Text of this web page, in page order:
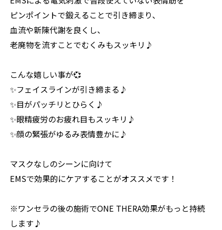
ピンポイントで鍛えることで引き締まり、
血流や新陳代謝を良くし、
老廃物を流すことでむくみもスッキリ♪
こんな嬉しい事が💞
✨フェイスラインが引き締まる♪
✨目がパッチリとひらく♪
✨眼精疲労のお疲れ目もスッキリ♪
✨顔の緊張がゆるみ表情豊かに♪
マスクなしのシーンに向けて
EMSで効果的にケアすることがオススメです！
※ワンセラの後の施術でONE THERA効果がもっと持続
します♪